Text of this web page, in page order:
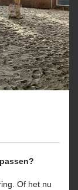
Of het nu